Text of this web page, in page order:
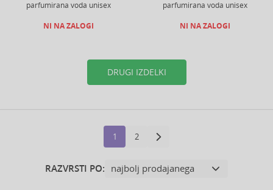
parfumirana voda unisex
NI NA ZALOGI
parfumirana voda unisex
NI NA ZALOGI
DRUGI IZDELKI
1 2
RAZVRSTI PO: